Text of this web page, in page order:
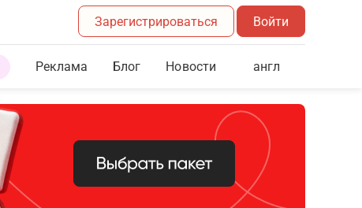
Зарегистрироваться Войти
Реклама Блог Новости англ